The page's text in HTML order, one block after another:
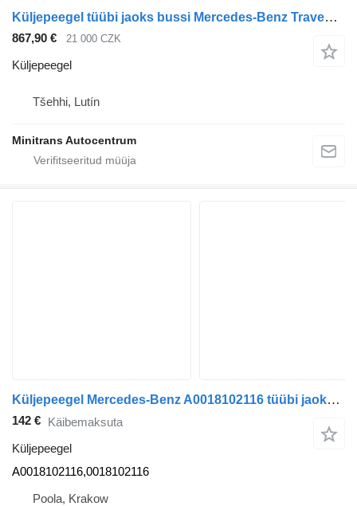
Küljepeegel tüübi jaoks bussi Mercedes-Benz Travego, Tourismo
867,90 € 21 000 CZK
Küljepeegel
Tšehhi, Lutín
Minitrans Autocentrum
Küljepeegel Mercedes-Benz A0018102116 tüübi jaoks bussi Setra 315UL GTHD 415NF
142 € Käibemaksuta
Küljepeegel
A0018102116,0018102116
Poola, Krakow